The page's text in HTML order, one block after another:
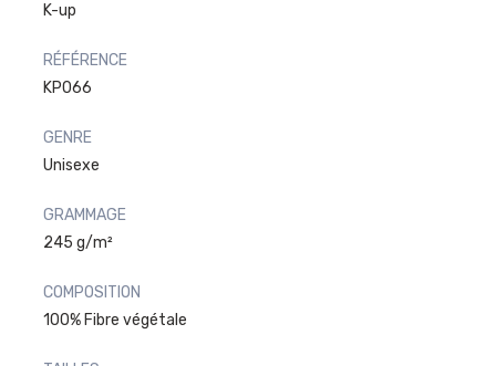
K-up
RÉFÉRENCE
KP066
GENRE
Unisexe
GRAMMAGE
245 g/m²
COMPOSITION
100% Fibre végétale